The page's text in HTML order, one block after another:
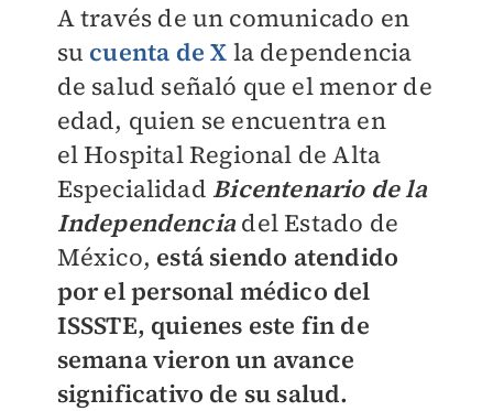
A través de un comunicado en
su cuenta de X la dependencia
de salud señaló que el menor de
edad, quien se encuentra en
elHospital Regional de Alta
Especialidad Bicentenario de la
Independenciadel Estado de
México, está siendo atendido
por el personal médico del
ISSSTE, quienes este fin de
semana vieron un avance
significativo de su salud.